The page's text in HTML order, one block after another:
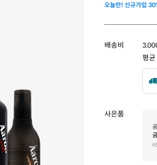
오늘만! 신규가입
배송비
평균
사은품